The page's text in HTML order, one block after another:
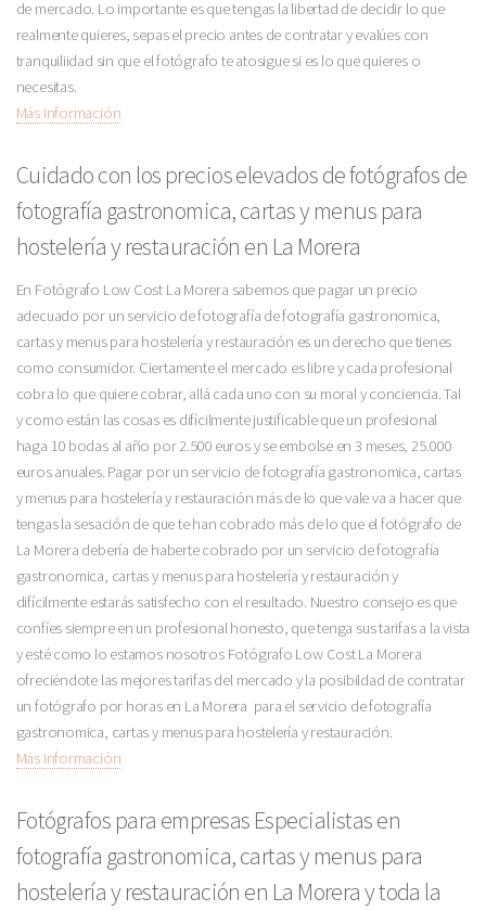
de mercado. Lo importante es que tengas la libertad de decidir lo que
realmente quieres, sepas el precio antes de contratar y evalúes con
tranquiliidad sin que el fotógrafo te atosigue si es lo que quieres o
necesitas.
Más Información
Cuidado con los precios elevados de fotógrafos de
fotografía gastronomica, cartas y menus para
hostelería y restauración en La Morera
En Fotógrafo Low Cost La Morera sabemos que pagar un precio
adecuado por un servicio de fotografía de fotografía gastronomica,
cartas y menus para hostelería y restauración es un derecho que tienes
como consumidor. Ciertamente el mercado es libre y cada profesional
cobra lo que quiere cobrar, allá cada uno con su moral y conciencia. Tal
y como están las cosas es difícilmente justificable que un profesional
haga 10 bodas al año por 2.500 euros y se embolse en 3 meses, 25.000
euros anuales. Pagar por un servicio de fotografía gastronomica, cartas
y menus para hostelería y restauración más de lo que vale va a hacer que
tengas la sesación de que te han cobrado más de lo que el fotógrafo de
La Morera debería de haberte cobrado por un servicio de fotografía
gastronomica, cartas y menus para hostelería y restauración y
difícilmente estarás satisfecho con el resultado. Nuestro consejo es que
confíes siempre en un profesional honesto, que tenga sus tarifas a la vista
y esté como lo estamos nosotros Fotógrafo Low Cost La Morera
ofreciéndote las mejores tarifas del mercado y la posibildad de contratar
un fotógrafo por horas en La Morera para el servicio de fotografía
gastronomica, cartas y menus para hostelería y restauración.
Más Información
Fotógrafos para empresas Especialistas en
fotografía gastronomica, cartas y menus para
hostelería y restauración en La Morera y toda la